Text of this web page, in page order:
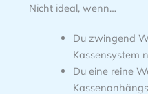
Nicht ideal, wenn…
Du zwingend
Kassensystem
Du eine reine